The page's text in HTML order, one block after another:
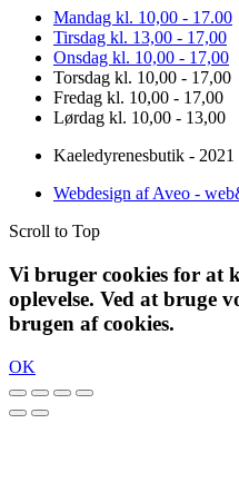
Mandag kl. 10,00 - 17.00
Tirsdag kl. 13,00 - 17,00
Onsdag kl. 10,00 - 17,00
Torsdag kl. 10,00 - 17,00
Fredag kl. 10,00 - 17,00
Lørdag kl. 10,00 - 13,00
Kaeledyrenesbutik - 2021
Webdesign af Aveo -
Scroll to Top
Vi bruger cookies for at
oplevelse. Ved at bruge
brugen af cookies.
OK